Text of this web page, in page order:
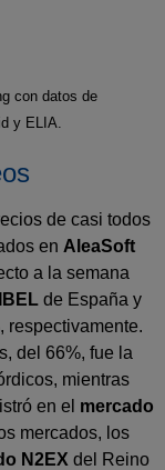
con datos de
y ELIA.
de casi todos
en AleaSoft
a la semana
de España y
respectivamente.
del 66%, fue la
mientras
en el mercado
mercados, los
N2EX del Reino